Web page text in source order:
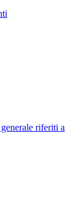
riferiti a